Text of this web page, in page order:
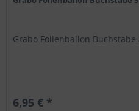
Grabo Folienballon Buchstabe
6,95 € *